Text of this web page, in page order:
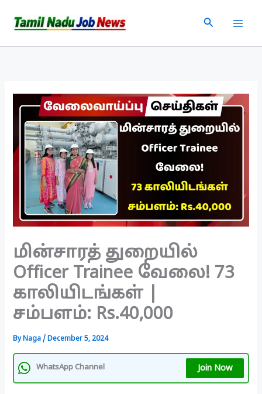
Search
மின்சாரத் துறையில்
Officer Trainee வேலை! 73
காலியிடங்கள் |
சம்பளம்: Rs.40,000
ByNaga/December 5, 2024
WhatsApp Channel Join Now